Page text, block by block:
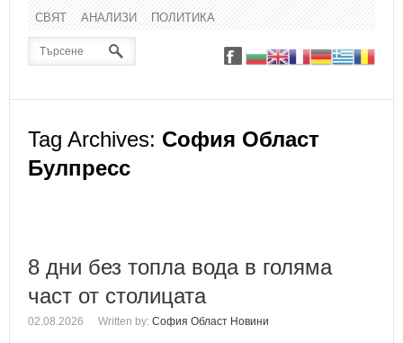
СВЯТ
АНАЛИЗИ ПОЛИТИКА
Tag Archives: София Област
Булпресс
8 дни без топла вода в голяма
част от столицата
02.08.2026 Written by: София Област Новини